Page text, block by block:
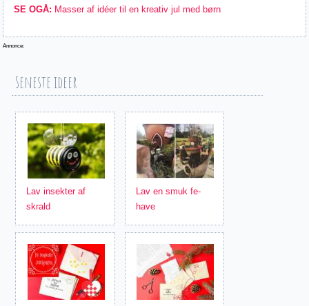
SE OGÅ: Masser af idéer til en kreativ jul med børn
Annonce:
Seneste ideer
Lav insekter af
skrald
Lav en smuk fe-
have